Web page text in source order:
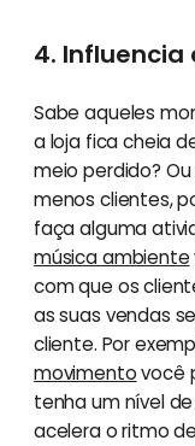
4.
Sabe aqueles
a loja fica cheia
meio perdido?
menos clientes,
faça alguma
música ambiente
com que os
as suas vendas
cliente. Por
movimentovocê
tenha um nível
acelera o ritmo